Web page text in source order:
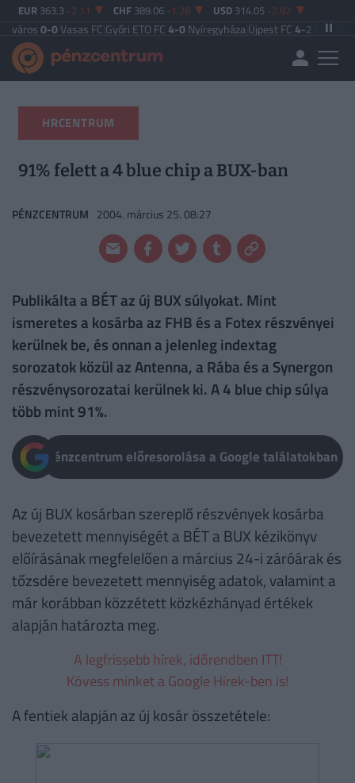
EUR 363.3 -2.11 CHF 389.06 -1.28 USD 314.05 -2.92
Vasas FC|Győri ETO FC4-0 Nyíregyháza|Újpest FC4-2Debreceni VSC|
HRCENTRUM
91% felett a 4 blue chip a BUX-ban
PÉNZCENTRUM 2004. március 25. 08:27
Publikálta a BÉT az új BUX súlyokat. Mint
ismeretes a kosárba az FHB és a Fotex részvényei
kerülnek be, és onnan a jelenleg indextag
sorozatok közül az Antenna, a Rába és a Synergon
részvénysorozatai kerülnek ki. A 4 blue chip súlya
több mint 91%.
Pénzcentrum előresorolása a Google találatokban
Az új BUX kosárban szereplő részvények kosárba
bevezetett mennyiségét a BÉT a BUX kézikönyv
előírásának megfelelően a március 24-i záróárak és
tőzsdére bevezetett mennyiség adatok, valamint a
már korábban közzétett közkézhányad értékek
alapján határozta meg.
A legfrissebb hírek, időrendben ITT!
Kövess minket a Google Hírek-ben is!
A fentiek alapján az új kosár összetétele: